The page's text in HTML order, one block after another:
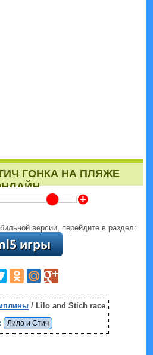
ГОНКА НА ПЛЯЖЕ
Z
версии, перейдите в раздел:
/ Lilo and Stich race
Лило и Стич